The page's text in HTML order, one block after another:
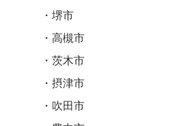
堺市
高槻市
茨木市
摂津市
吹田市